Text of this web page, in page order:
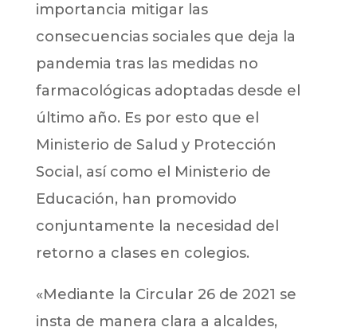
importancia mitigar las
consecuencias sociales que deja la
pandemia tras las medidas no
farmacológicas adoptadas desde el
último año. Es por esto que el
Ministerio de Salud y Protección
Social, así como el Ministerio de
Educación, han promovido
conjuntamente la necesidad del
retorno a clases en colegios.
«Mediante la Circular 26 de 2021 se
insta de manera clara a alcaldes,